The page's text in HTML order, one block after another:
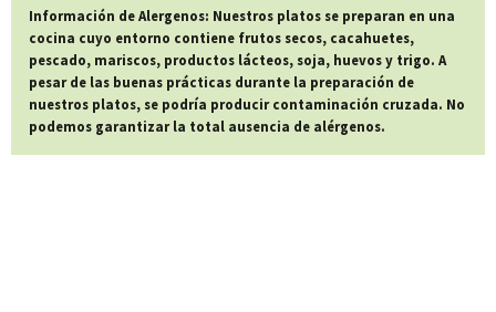
Información de Alergenos: Nuestros platos se preparan en una
cocina cuyo entorno contiene frutos secos, cacahuetes,
pescado, mariscos, productos lácteos, soja, huevos y trigo. A
pesar de las buenas prácticas durante la preparación de
nuestros platos, se podría producir contaminación cruzada. No
podemos garantizar la total ausencia de alérgenos.